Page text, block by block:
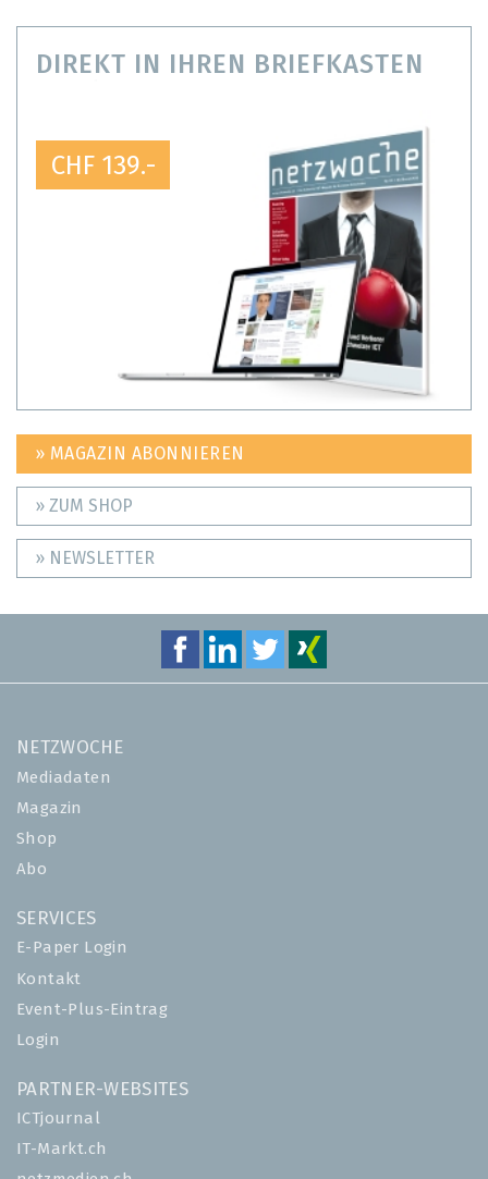
DIREKT IN IHREN BRIEFKASTEN
CHF 139.-
» MAGAZIN ABONNIEREN
» ZUM SHOP
» NEWSLETTER
NETZWOCHE
Mediadaten
Magazin
Shop
Abo
SERVICES
E-Paper Login
Kontakt
Event-Plus-Eintrag
Login
PARTNER-WEBSITES
ICTjournal
IT-Markt.ch